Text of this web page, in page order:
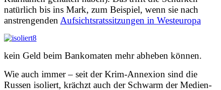
natürlich bis ins Mark, zum Beispiel, wenn sie nach
anstrengenden Aufsichtsratssitzungen in Westeuropa
kein Geld beim Bankomaten mehr abheben können.
Wie auch immer – seit der Krim-Annexion sind die
Russen isoliert, krächzt auch der Schwarm der Medien-